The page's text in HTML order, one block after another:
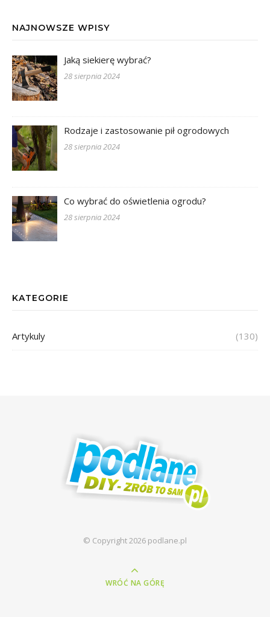
NAJNOWSZE WPISY
Jaką siekierę wybrać?
28 sierpnia 2024
Rodzaje i zastosowanie pił ogrodowych
28 sierpnia 2024
Co wybrać do oświetlenia ogrodu?
28 sierpnia 2024
KATEGORIE
Artykuly (130)
© Copyright 2026 podlane.pl
WRÓĆ NA GÓRĘ